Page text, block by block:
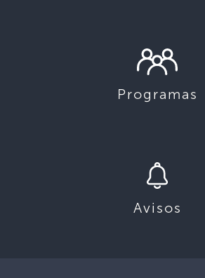
Programas
Avisos